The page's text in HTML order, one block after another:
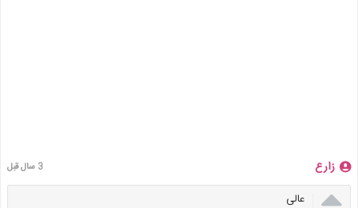
زارع 3 سال قبل
 عالی